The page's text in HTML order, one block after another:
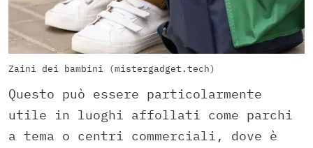
Zaini dei bambini (mistergadget.tech)
Questo può essere particolarmente
utile in luoghi affollati come parchi
a tema o centri commerciali, dove è